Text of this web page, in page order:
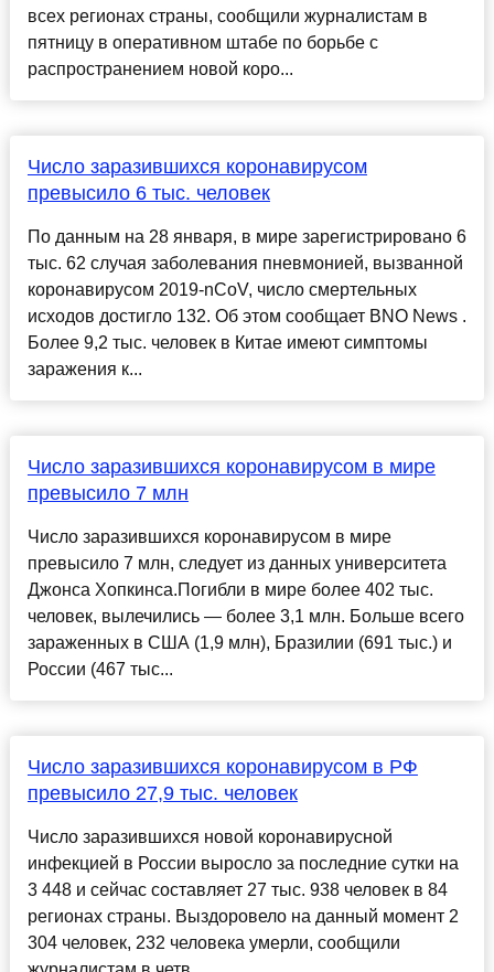
всех регионах страны, сообщили журналистам в
пятницу в оперативном штабе по борьбе с
распространением новой коро...
Число заразившихся коронавирусом
превысило 6 тыс. человек
По данным на 28 января, в мире зарегистрировано 6
тыс. 62 случая заболевания пневмонией, вызванной
коронавирусом 2019-nCoV, число смертельных
исходов достигло 132. Об этом сообщает BNO News .
Более 9,2 тыс. человек в Китае имеют симптомы
заражения к...
Число заразившихся коронавирусом в мире
превысило 7 млн
Число заразившихся коронавирусом в мире
превысило 7 млн, следует из данных университета
Джонса Хопкинса.Погибли в мире более 402 тыс.
человек, вылечились — более 3,1 млн. Больше всего
зараженных в США (1,9 млн), Бразилии (691 тыс.) и
России (467 тыс...
Число заразившихся коронавирусом в РФ
превысило 27,9 тыс. человек
Число заразившихся новой коронавирусной
инфекцией в России выросло за последние сутки на
3 448 и сейчас составляет 27 тыс. 938 человек в 84
регионах страны. Выздоровело на данный момент 2
304 человек, 232 человека умерли, сообщили